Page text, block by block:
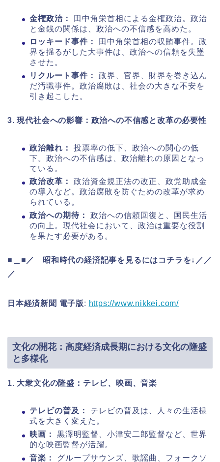
金権政治：
田中角栄首相による金権政治。政治
と金銭の関係は、政治への不信感を高めた。
ロッキード事件：
田中角栄首相の収賄事件。政
界を揺るがした大事件は、政治への信頼を失墜
させた。
リクルート事件：
政界、官界、財界を巻き込ん
だ汚職事件。政治腐敗は、社会の大きな不安を
引き起こした。
3. 現代社会への影響：政治への不信感と改革の必要性
政治離れ：
投票率の低下、政治への関心の低
下。政治への不信感は、政治離れの原因となっ
ている。
政治改革：
政治資金規正法の改正、政党助成金
の導入など。政治腐敗を防ぐための改革が求め
られている。
政治への期待：
政治への信頼回復と、国民生活
の向上。現代社会において、政治は重要な役割
を果たす必要がある。
■＿■／ 昭和時代の経済記事を見るにはコチラを↓／／
／
日本経済新聞 電子版: https://www.nikkei.com/
文化の開花：高度経済成長期における文化の隆盛
と多様化
1. 大衆文化の隆盛：テレビ、映画、音楽
テレビの普及：
テレビの普及は、人々の生活様
式を大きく変えた。
映画：
黒澤明監督、小津安二郎監督など、世界
的な映画監督が活躍。
音楽：
グループサウンズ、歌謡曲、フォークソ